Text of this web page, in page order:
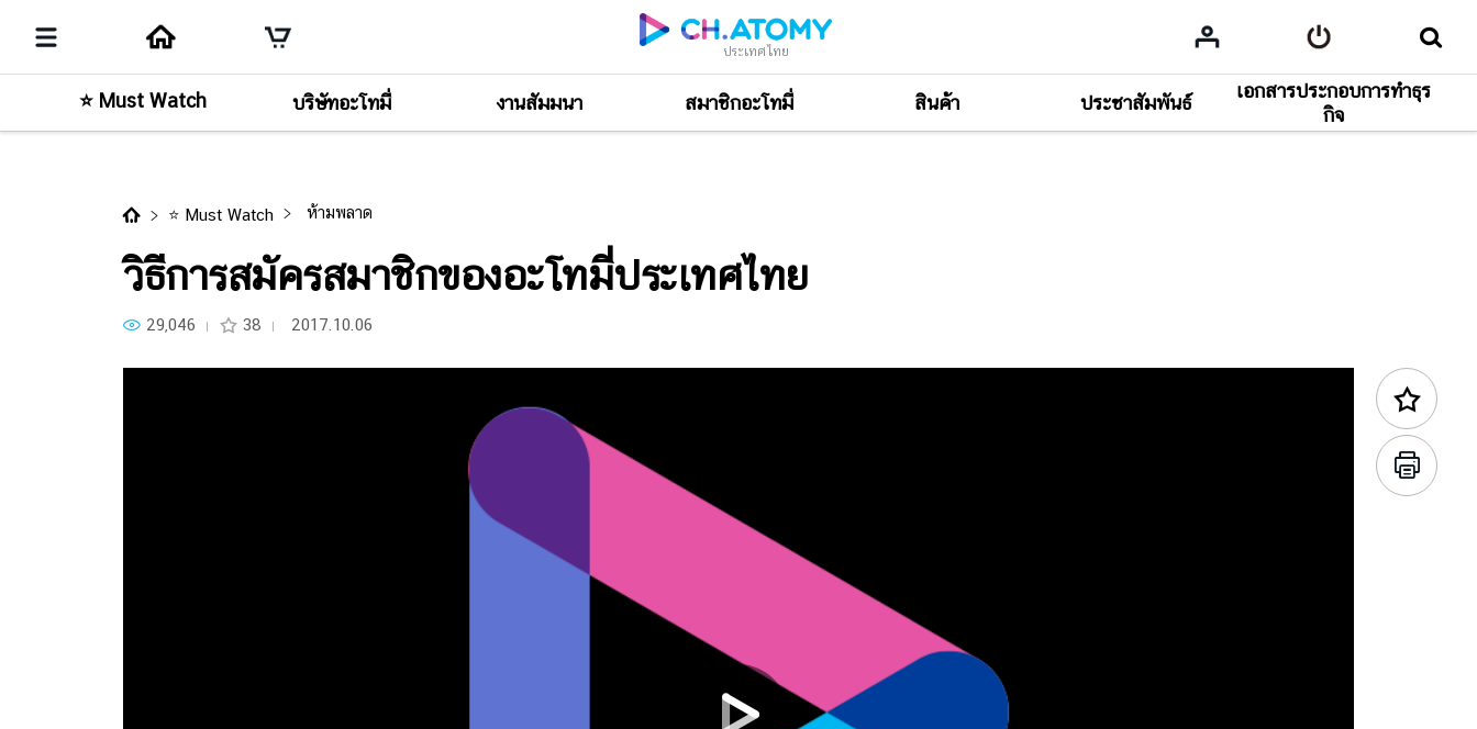
ประเทศไทย
⭐ Must Watch บริษัทอะโทมี่ งานสัมมนา สมาชิกอะโทมี่ สินค้า ประชาสัมพันธ์
เอกสารประกอบการทำธุร
กิจ
วิธีการสมัครสมาชิกของอะโทมี่ประเทศไทย
⭐ Must Watch ห้ามพลาด
วิธีการสมัครสมาชิกของอะโทมี่ประเทศไทย
29,046 38 2017.10.06